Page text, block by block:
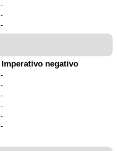
-
-
-
Imperativo negativo
-
-
-
-
-
-